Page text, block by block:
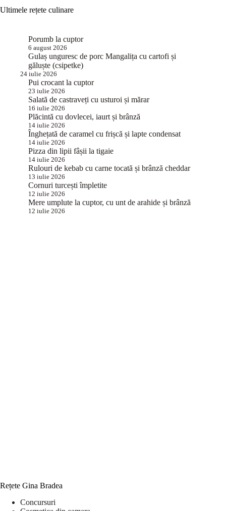
Ultimele rețete culinare
Porumb la cuptor
6 august 2026
Gulaș unguresc de porc Mangalița cu cartofi și
găluște (csipetke)
24 iulie 2026
Pui crocant la cuptor
23 iulie 2026
Salată de castraveți cu usturoi și mărar
16 iulie 2026
Plăcintă cu dovlecei, iaurt și brânză
14 iulie 2026
Înghețată de caramel cu frișcă și lapte condensat
14 iulie 2026
Pizza din lipii fâșii la tigaie
14 iulie 2026
Rulouri de kebab cu carne tocată și brânză cheddar
13 iulie 2026
Cornuri turcești împletite
12 iulie 2026
Mere umplute la cuptor, cu unt de arahide și brânză
12 iulie 2026
Rețete Gina Bradea
Concursuri